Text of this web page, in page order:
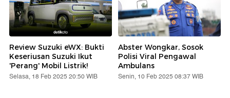
Review Suzuki eWX: Bukti
Keseriusan Suzuki Ikut
'Perang' Mobil Listrik!
Selasa, 18 Feb 2025 20:50 WIB
Abster Wongkar, Sosok
Polisi Viral Pengawal
Ambulans
Senin, 10 Feb 2025 08:37 WIB